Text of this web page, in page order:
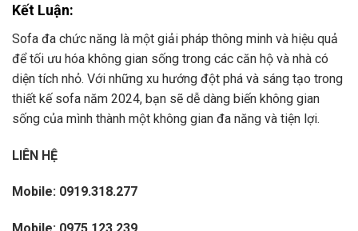
Kết Luận:
Sofa đa chức năng là một giải pháp thông minh và hiệu quả
để tối ưu hóa không gian sống trong các căn hộ và nhà có
diện tích nhỏ. Với những xu hướng đột phá và sáng tạo trong
thiết kế sofa năm 2024, bạn sẽ dễ dàng biến không gian
sống của mình thành một không gian đa năng và tiện lợi.
LIÊN HỆ
Mobile: 0919.318.277